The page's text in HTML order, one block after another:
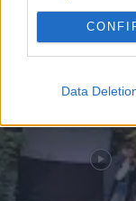
Data
Siga-nos no